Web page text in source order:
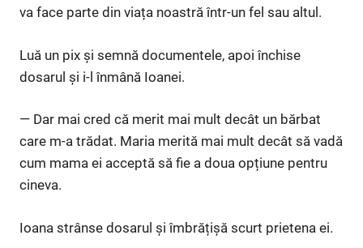
va face parte din viața noastră într-un fel sau altul.
Luă un pix și semnă documentele, apoi închise
dosarul și i-l înmână Ioanei.
— Dar mai cred că merit mai mult decât un bărbat
care m-a trădat. Maria merită mai mult decât să vadă
cum mama ei acceptă să fie a doua opțiune pentru
cineva.
Ioana strânse dosarul și îmbrățișă scurt prietena ei.